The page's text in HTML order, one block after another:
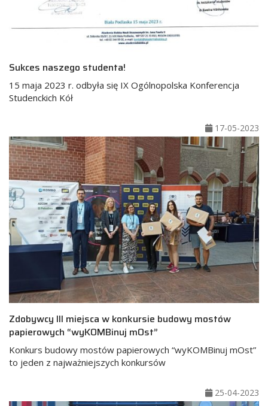
Sukces naszego studenta!
15 maja 2023 r. odbyła się IX Ogólnopolska Konferencja
Studenckich Kół
17-05-2023
Zdobywcy III miejsca w konkursie budowy mostów
papierowych “wyKOMBinuj mOst”
Konkurs budowy mostów papierowych “wyKOMBinuj mOst”
to jeden z najważniejszych konkursów
25-04-2023